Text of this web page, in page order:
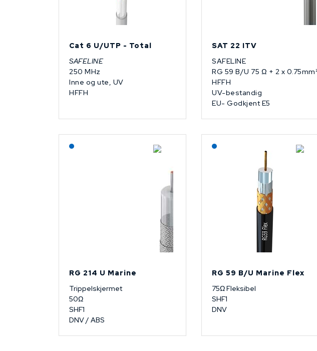
Cat 6 U/UTP - Total
SAFELINE
250 MHz
Inne og ute, UV
HFFH
SAT 22 ITV
SAFELINE
RG 59 B/U 75 Ω + 2 x 0.75mm²
HFFH
UV-bestandig
EU- Godkjent E5
RG 214 U Marine
Trippelskjermet
50Ω
SHF1
DNV / ABS
RG 59 B/U Marine Flex
75Ω Fleksibel
SHF1
DNV